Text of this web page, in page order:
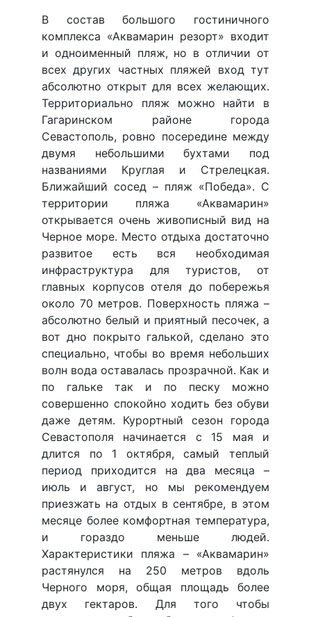
В состав большого гостиничного
комплекса «Аквамарин резорт» входит
и одноименный пляж, но в отличии от
всех других частных пляжей вход тут
абсолютно открыт для всех желающих.
Территориально пляж можно найти в
Гагаринском районе города
Севастополь, ровно посередине между
двумя небольшими бухтами под
названиями Круглая и Стрелецкая.
Ближайший сосед – пляж «Победа». С
территории пляжа «Аквамарин»
открывается очень живописный вид на
Черное море. Место отдыха достаточно
развитое есть вся необходимая
инфраструктура для туристов, от
главных корпусов отеля до побережья
около 70 метров. Поверхность пляжа –
абсолютно белый и приятный песочек, а
вот дно покрыто галькой, сделано это
специально, чтобы во время небольших
волн вода оставалась прозрачной. Как и
по гальке так и по песку можно
совершенно спокойно ходить без обуви
даже детям. Курортный сезон города
Севастополя начинается с 15 мая и
длится по 1 октября, самый теплый
период приходится на два месяца –
июль и август, но мы рекомендуем
приезжать на отдых в сентябре, в этом
месяце более комфортная температура,
и гораздо меньше людей.
Характеристики пляжа – «Аквамарин»
растянулся на 250 метров вдоль
Черного моря, общая площадь более
двух гектаров. Для того чтобы